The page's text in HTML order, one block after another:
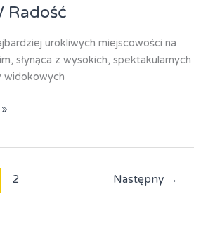
Radość
urokliwych miejscowości na
słynąca z wysokich, spektakularnych
widokowych
2 Następny →